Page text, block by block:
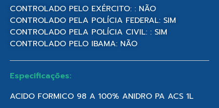
CONTROLADO PELO EXÉRCITO: : NÃO
CONTROLADO PELA POLÍCIA FEDERAL: SIM
CONTROLADO PELA POLÍCIA CIVIL: : SIM
CONTROLADO PELO IBAMA: NÃO
Especificações:
ACIDO FORMICO 98 A 100% ANIDRO PA ACS 1L